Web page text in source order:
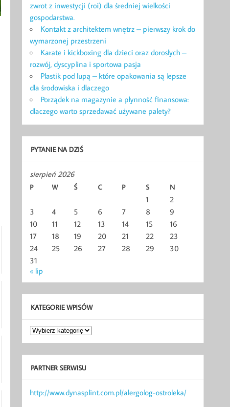
zwrot z inwestycji (roi) dla średniej wielkości
gospodarstwa.
Kontakt z architektem wnętrz – pierwszy krok do
wymarzonej przestrzeni
Karate i kickboxing dla dzieci oraz dorosłych –
rozwój, dyscyplina i sportowa pasja
Plastik pod lupą – które opakowania są lepsze
dla środowiska i dlaczego
Porządek na magazynie a płynność finansowa:
dlaczego warto sprzedawać używane palety?
PYTANIE NA DZIŚ
sierpień 2026
P W Ś C P S N
1
2
3
4 5 6 7 8
9
10
11 12 13 14 15
16
17
18 19 20 21 22
23
24
25 26 27 28 29
30
31
« lip
KATEGORIE WPISÓW
Kategorie
wpisów
PARTNER SERWISU
http://www.dynasplint.com.pl/alergolog-ostroleka/